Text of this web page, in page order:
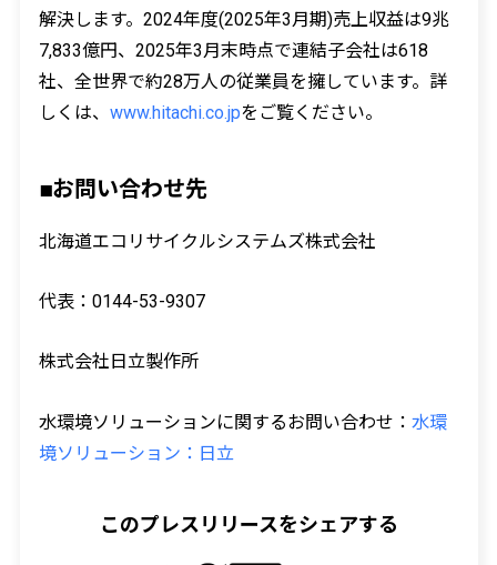
解決します。2024年度(2025年3月期)売上収益は9兆
7,833億円、2025年3月末時点で連結子会社は618
社、全世界で約28万人の従業員を擁しています。詳
しくは、 www.hitachi.co.jpをご覧ください。
■お問い合わせ先
北海道エコリサイクルシステムズ株式会社
代表：0144-53-9307
株式会社日立製作所
水環境ソリューションに関するお問い合わせ： 水環
境ソリューション：日立
このプレスリリースをシェアする